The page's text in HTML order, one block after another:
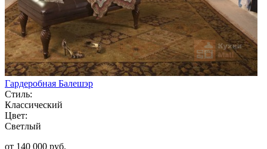
Гардеробная Балешэр
Стиль:
Классический
Цвет:
Светлый
от 140 000 руб.